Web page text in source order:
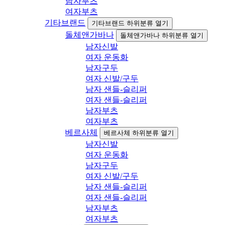
여자부츠
기타브랜드
기타브랜드 하위분류 열기
돌체앤가바나 돌체앤가바나 하위분류 열기
남자신발
여자 운동화
남자구두
여자 신발/구두
남자 샌들-슬리퍼
여자 샌들-슬리퍼
남자부츠
여자부츠
베르사체
베르사체 하위분류 열기
남자신발
여자 운동화
남자구두
여자 신발/구두
남자 샌들-슬리퍼
여자 샌들-슬리퍼
남자부츠
여자부츠